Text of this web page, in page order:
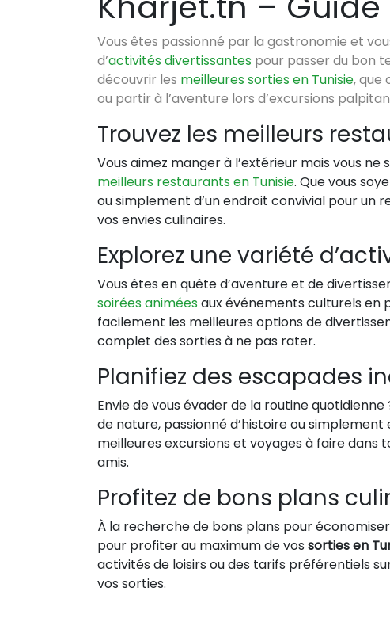
Vous êtes passionné par la gastronomie et
d’activités divertissantes pour passer du bon
découvrir les meilleures sorties en Tunisie, que
ou partir à l’aventure lors d’excursions
Trouvez les meilleurs
Vous aimez manger à l’extérieur mais vous ne
meilleurs restaurants en Tunisie. Que vous
ou simplement d’un endroit convivial pour un
vos envies culinaires.
Explorez une variété
Vous êtes en quête d’aventure et de
soirées animées aux événements culturels en
facilement les meilleures options de
complet des sorties à ne pas rater.
Planifiez des escapades
Envie de vous évader de la routine quotidienne
de nature, passionné d’histoire ou
meilleures excursions et voyages à faire
amis.
Profitez de bons plans
À la recherche de bons plans pour
pour profiter au maximum de vos sorties en
activités de loisirs ou des tarifs préférentiels
vos sorties.